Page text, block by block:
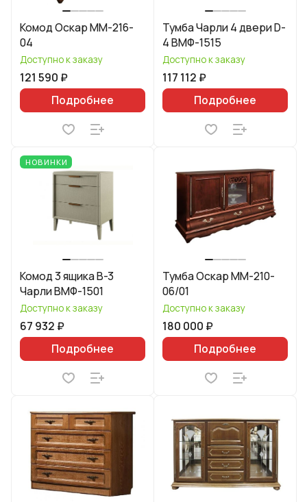
Комод Оскар ММ-216-
04
Доступно к заказу
121 590 ₽
Подробнее
Тумба Чарли 4 двери D-
4 ВМФ-1515
Доступно к заказу
117 112 ₽
Подробнее
НОВИНКИ
Комод 3 ящика В-3
Чарли ВМФ-1501
Доступно к заказу
67 932 ₽
Подробнее
Тумба Оскар ММ-210-
06/01
Доступно к заказу
180 000 ₽
Подробнее